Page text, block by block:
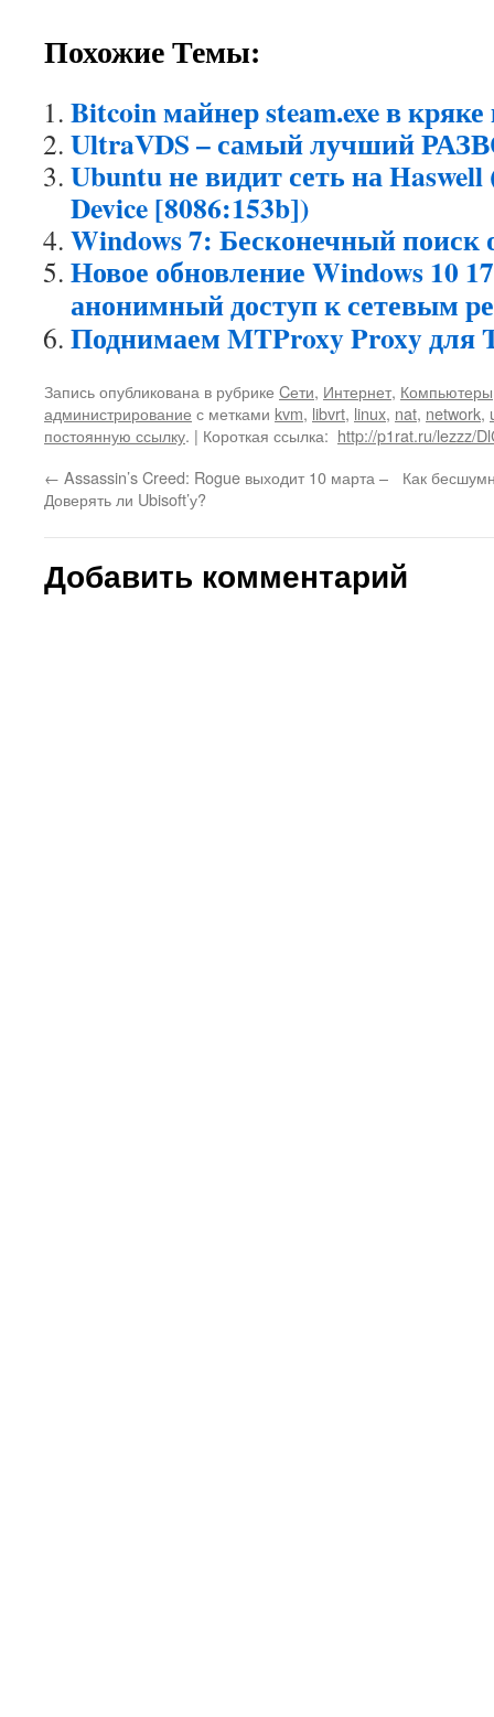
Похожие Темы:
Bitcoin майнер steam.exe в
UltraVDS – самый лучший
Ubuntu не видит сеть на
Device [8086:153b])
Windows 7: Бесконечный поиск
Новое обновление Windows 10
анонимный доступ к сетевым
Поднимаем MTProxy Proxy для
Запись опубликована в рубрике Cети, Интернет, Компьютеры
администрирование с метками kvm, libvrt, linux, nat, network,
постоянную ссылку. | Короткая ссылка: http://p1rat.ru/lezzz/
← Assassin’s Creed: Rogue выходит 10 марта –
Доверять ли Ubisoft’у?
Как
Добавить комментарий